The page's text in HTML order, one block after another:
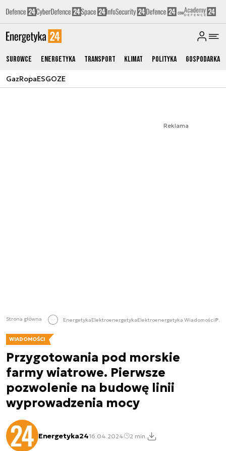
Surowce Energetyka Transport Klimat Polityka Gospodarka
GazRopaESGOZE
Reklama
Strona główna EnergetykaElektroenergetykaElektroenergetyka Wiadomości
WIADOMOŚCI
Przygotowania pod morskie
farmy wiatrowe. Pierwsze
pozwolenie na budowę linii
wyprowadzenia mocy
Energetyka2416.04.2024 2 min.